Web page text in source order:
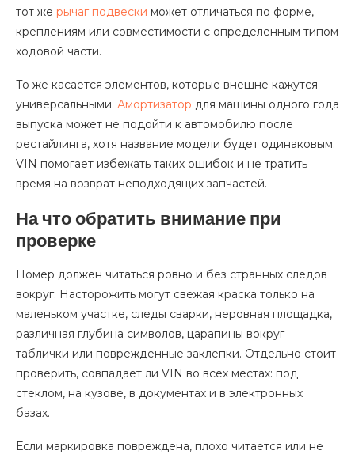
тот же рычаг подвески может отличаться по форме,
креплениям или совместимости с определенным типом
ходовой части.
То же касается элементов, которые внешне кажутся
универсальными. Амортизатор для машины одного года
выпуска может не подойти к автомобилю после
рестайлинга, хотя название модели будет одинаковым.
VIN помогает избежать таких ошибок и не тратить
время на возврат неподходящих запчастей.
На что обратить внимание при
проверке
Номер должен читаться ровно и без странных следов
вокруг. Насторожить могут свежая краска только на
маленьком участке, следы сварки, неровная площадка,
различная глубина символов, царапины вокруг
таблички или поврежденные заклепки. Отдельно стоит
проверить, совпадает ли VIN во всех местах: под
стеклом, на кузове, в документах и в электронных
базах.
Если маркировка повреждена, плохо читается или не